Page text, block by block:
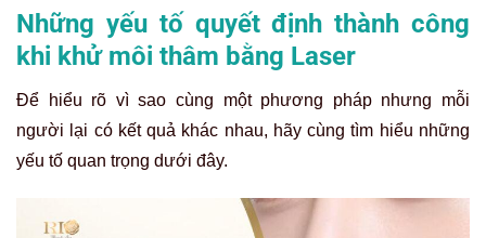
Những yếu tố quyết định thành công
khi khử môi thâm bằng Laser
Để hiểu rõ vì sao cùng một phương pháp nhưng mỗi
người lại có kết quả khác nhau, hãy cùng tìm hiểu những
yếu tố quan trọng dưới đây.